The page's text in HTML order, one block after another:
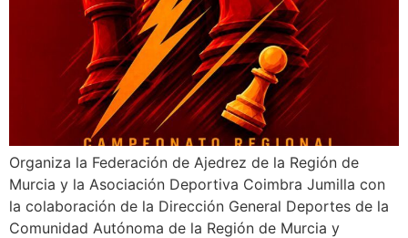
Organiza la Federación de Ajedrez de la Región de
Murcia y la Asociación Deportiva Coimbra Jumilla con
la colaboración de la Dirección General Deportes de la
Comunidad Autónoma de la Región de Murcia y